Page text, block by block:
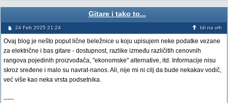
Gitare i tako to...
24 Feb 2025 21:24 Idi na vrh
Ovaj blog je nešto poput lične beležnice u koju upisujem neke podatke vezane
za električne i bas gitare - dostupnost, razlike između različitih cenovnih
rangova pojedinih proizvođača, "ekonomske" alternative, itd. Informacije nisu
skroz sređene i malo su navrat-nanos. Ali, nije mi ni cilj da bude nekakav vodič,
već više kao neka vrsta podsetnika.
-----